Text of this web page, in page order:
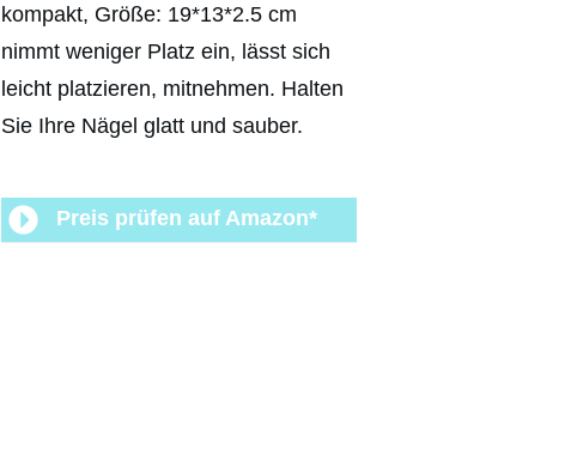
kompakt, Größe: 19*13*2.5 cm
nimmt weniger Platz ein, lässt sich
leicht platzieren, mitnehmen. Halten
Sie Ihre Nägel glatt und sauber.
Preis prüfen auf Amazon*